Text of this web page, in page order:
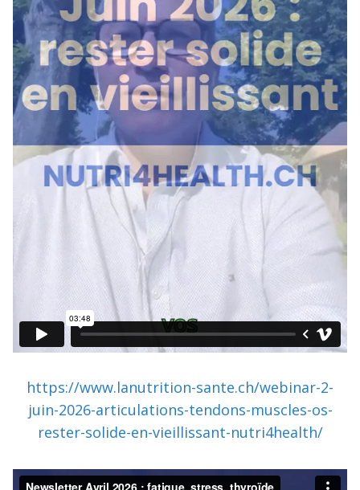
https://www.lanutrition-sante.ch/webinar-2-
juin-2026-articulations-tendons-muscles-os-
rester-solide-en-vieillissant-nutri4health/